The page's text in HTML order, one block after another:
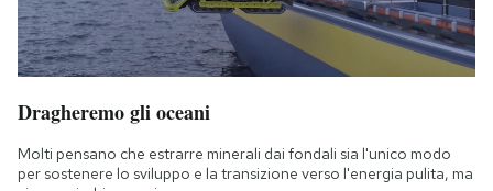
Dragheremo gli oceani
Molti pensano che estrarre minerali dai fondali sia l'unico modo
per sostenere lo sviluppo e la transizione verso l'energia pulita, ma